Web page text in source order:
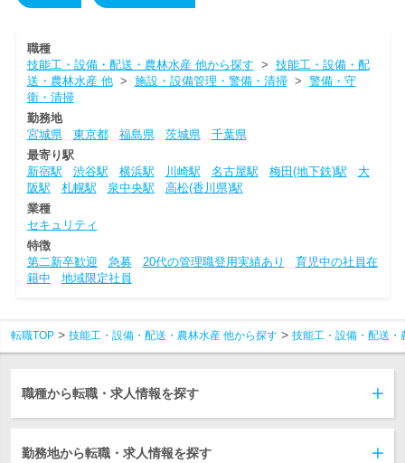
職種
技能工・設備・配送・農林水産 他から探す > 技能工・設備・配
送・農林水産 他> 施設・設備管理・警備・清掃> 警備・守
衛・清掃
勤務地
宮城県
東京都 福島県 茨城県
千葉県
最寄り駅
新宿駅
渋谷駅 横浜駅 川崎駅 名古屋駅 梅田(地下鉄)駅
大
阪駅
札幌駅 泉中央駅
高松(香川県)駅
業種
セキュリティ
特徴
第二新卒歓迎
急募 20代の管理職登用実績あり
育児中の社員在
籍中
地域限定社員
転職TOP 技能工・設備・配送・農林水産 他から探す 技能工・設備・配送・
職種から転職・求人情報を探す
勤務地から転職・求人情報を探す